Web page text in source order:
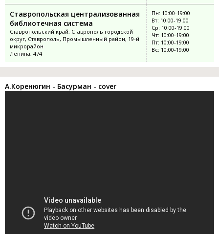
Ставропольская централизованная
библиотечная система
Ставропольский край, Ставрополь городской
округ, Ставрополь, Промышленный район, 19-й
микрорайон
Ленина, 474
Пн: 10:00-19:00
Вт: 10:00-19:00
Ср: 10:00-19:00
Чт: 10:00-19:00
Пт: 10:00-19:00
Вс: 10:00-19:00
А.Коренюгин - Басурман - cover